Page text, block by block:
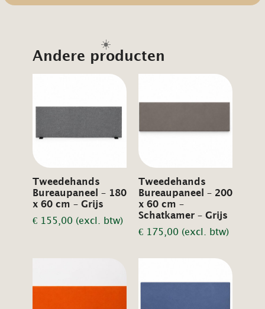
Andere producten
Tweedehands
Bureaupaneel – 180
x 60 cm – Grijs
€ 155,00 (excl. btw)
Tweedehands
Bureaupaneel – 200
x 60 cm –
Schatkamer – Grijs
€ 175,00 (excl. btw)
☀️